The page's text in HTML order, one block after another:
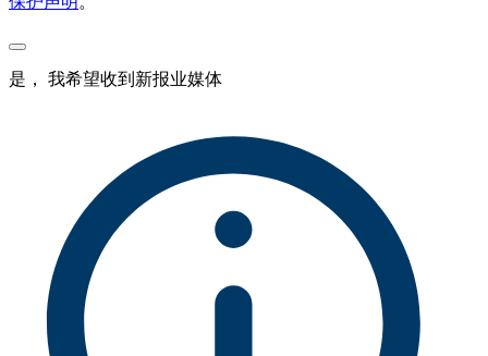
是， 我希望收到新报业媒体